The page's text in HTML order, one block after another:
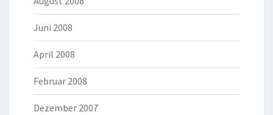
Juni 2008
April 2008
Februar 2008
Dezember 2007